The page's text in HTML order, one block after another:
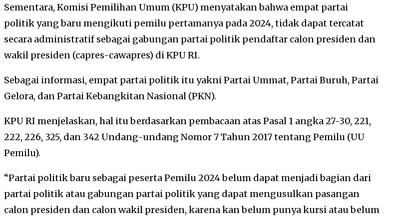
Sementara, Komisi Pemilihan Umum (KPU) menyatakan bahwa empat partai
politik yang baru mengikuti pemilu pertamanya pada 2024, tidak dapat tercatat
secara administratif sebagai gabungan partai politik pendaftar calon presiden dan
wakil presiden (capres-cawapres) di KPU RI.
Sebagai informasi, empat partai politik itu yakni Partai Ummat, Partai Buruh, Partai
Gelora, dan Partai Kebangkitan Nasional (PKN).
KPU RI menjelaskan, hal itu berdasarkan pembacaan atas Pasal 1 angka 27-30, 221,
222, 226, 325, dan 342 Undang-undang Nomor 7 Tahun 2017 tentang Pemilu (UU
Pemilu).
“Partai politik baru sebagai peserta Pemilu 2024 belum dapat menjadi bagian dari
partai politik atau gabungan partai politik yang dapat mengusulkan pasangan
calon presiden dan calon wakil presiden, karena kan belum punya kursi atau belum